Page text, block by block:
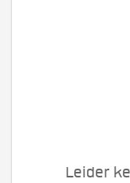
Leider